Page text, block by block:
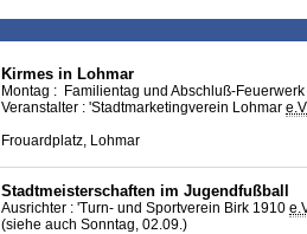
Kirmes in Lohmar
Montag : Familientag und Abschluß-Feuerwerk
Veranstalter : 'Stadtmarketingverein Lohmar
Frouardplatz, Lohmar
Stadtmeisterschaften im Jugendfußball
Ausrichter : 'Turn- und Sportverein Birk 1910
(siehe auch Sonntag, 02.09.)